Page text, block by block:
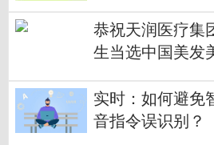
恭祝天润医疗集
生当选中国美发
实时：如何避免
音指令误识别？